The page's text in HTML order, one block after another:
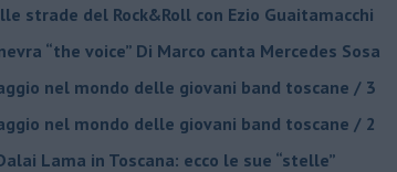
strade del Rock&Roll con Ezio Guaitamacchi
“the voice” Di Marco canta Mercedes Sosa
nel mondo delle giovani band toscane / 3
nel mondo delle giovani band toscane / 2
Lama in Toscana: ecco le sue “stelle”